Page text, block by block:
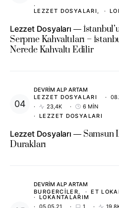
LEZZET DOSYALARI
Lezzet Dosyaları
Serpme Kahvaltıları –
Nerede Kahvaltı Edilir
DEVRIM ALP ARTAM
LEZZET DOSYALARI
23,4K
6 MIN
LEZZET DOSYALARI
Lezzet Dosyaları
Samsun
Durakları
DEVRIM ALP ARTAM
BURGERCILER
ET
LOKANTALARIM
05.05.21
1